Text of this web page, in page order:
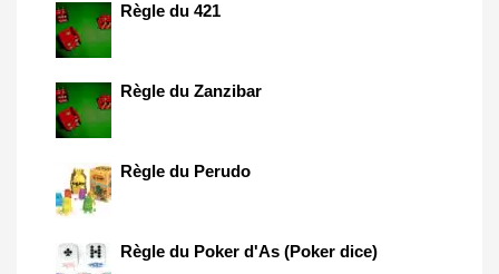
Règle du 421
Règle du Zanzibar
Règle du Perudo
Règle du Poker d'As (Poker dice)